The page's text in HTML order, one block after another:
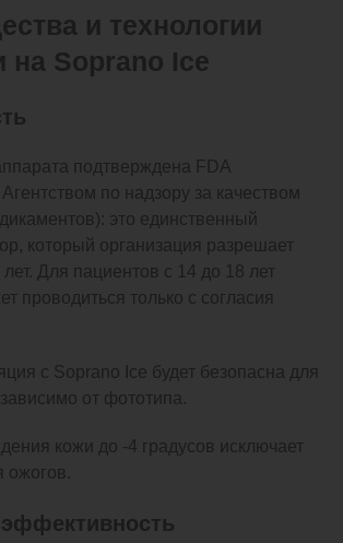
и технологии
на Soprano Ice
подтверждена FDA
по надзору за качеством
это единственный
который организация разрешает
Для пациентов с 14 до 18 лет
проводиться только с согласия
с Soprano Ice будет безопасна для
от фототипа.
кожи до -4 градусов исключает
ожогов.